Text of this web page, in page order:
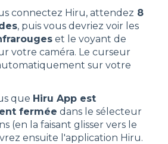
connectez Hiru, attendez 8
, puis vous devriez voir les
et le voyant de
votre caméra. Le curseur
sur votre
que Hiru App est
fermée dans le sélecteur
(en la faisant glisser vers le
ensuite l'application Hiru.